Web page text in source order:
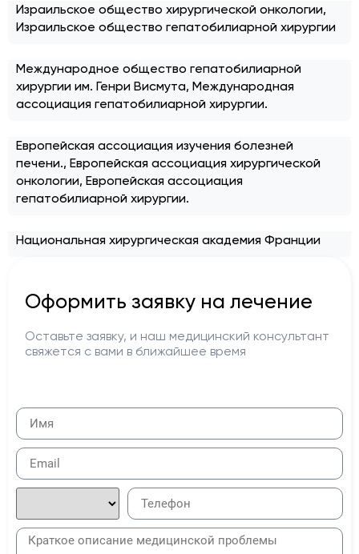
Израильское общество хирургической онкологии,
Израильское общество гепатобилиарной хирургии
Международное общество гепатобилиарной
хирургии им. Генри Висмута, Международная
ассоциация гепатобилиарной хирургии.
Европейская ассоциация изучения болезней
печени., Европейская ассоциация хирургической
онкологии, Европейская ассоциация
гепатобилиарной хирургии.
Национальная хирургическая академия Франции
Оформить заявку на лечение
Оставьте заявку, и наш медицинский консультант
свяжется с вами в ближайшее время